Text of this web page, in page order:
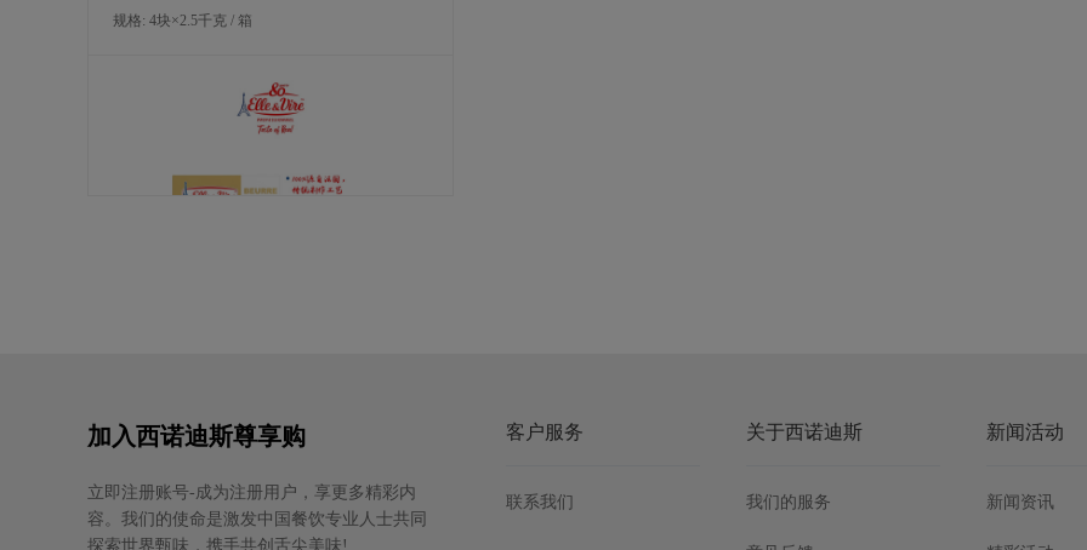
规格: 4块×2.5千克 / 箱
加入西诺迪斯尊享购
立即注册账号-成为注册用户，享更多精彩内
容。我们的使命是激发中国餐饮专业人士共同
探索世界甄味，携手共创舌尖美味!
客户服务
联系我们
关于西诺迪斯
我们的服务
新闻活动
新闻资讯